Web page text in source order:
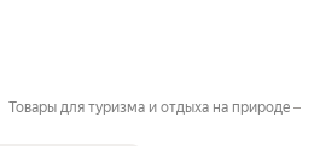
Товары для туризма и отдыха на природе